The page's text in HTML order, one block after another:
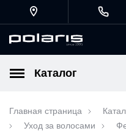
Каталог
Главная страница
Уход за волосами